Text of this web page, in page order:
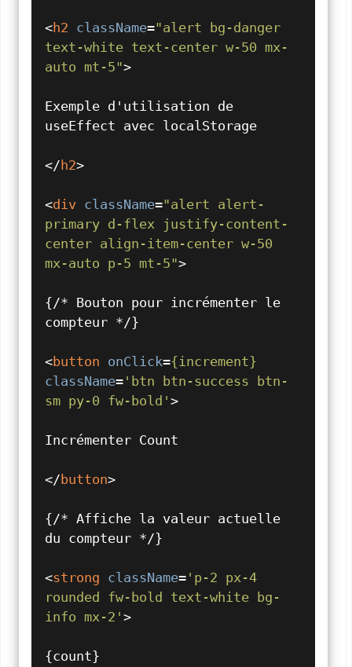
<h2 className="alert bg-danger
text-white text-center w-50 mx-
auto mt-5">
Exemple d'utilisation de
useEffect avec localStorage
</ h2>
<div className="alert alert-
primary d-flex justify-content-
center align-item-center w-50
mx-auto p-5 mt-5">
{/* Bouton pour incrémenter le
compteur */}
<button onClick={increment}
className= 'btn btn-success btn-
sm py-0 fw-bold'>
Incrémenter Count
</ button>
{/* Affiche la valeur actuelle
du compteur */}
<strong className= 'p-2 px-4
rounded fw-bold text-white bg-
info mx-2'>
{count}